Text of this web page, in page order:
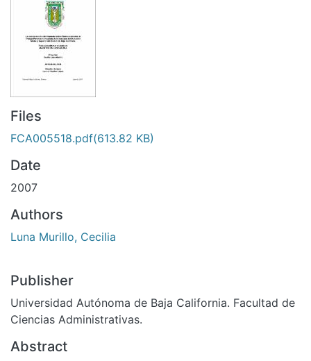
Files
FCA005518.pdf(613.82 KB)
Date
2007
Authors
Luna Murillo, Cecilia
Publisher
Universidad Autónoma de Baja California. Facultad de
Ciencias Administrativas.
Abstract